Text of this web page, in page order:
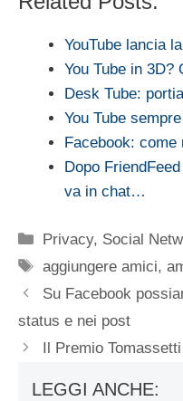
YouTube lancia
You Tube in 3D?
Desk Tube:
You Tube
Facebook:
Dopo
va in chat…
Categorie
Privacy, Social
Tag
aggiungere amici,
Su Facebook
status e nei post
Il Premio
LEGGI ANCHE: